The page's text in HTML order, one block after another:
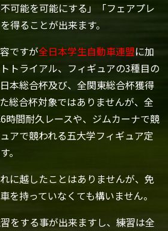
可能を可能にする」「フェアプレ
得ることが出来ます。
ですが全日本学生自動車連盟に加
トライアル、フィギュアの3種目の
本総合杯及び、全関東総合杯獲得
総合杯対象ではありませんが、全
時間耐久レースや、ジムカーナで競
アで競われる五大学フィギュア定
。
に越したことはありませんが、免
を持っていなくても構いません。
をする事が出来ますし、練習は全